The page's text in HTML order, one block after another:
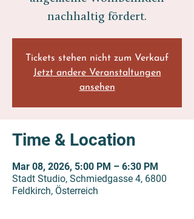
nachhaltig fördert.
Tickets stehen nicht zum Verkauf
Jetzt andere Veranstaltungen
ansehen
Time & Location
Mar 08, 2026, 5:00 PM – 6:30 PM
Stadt Studio, Schmiedgasse 4, 6800
Feldkirch, Österreich